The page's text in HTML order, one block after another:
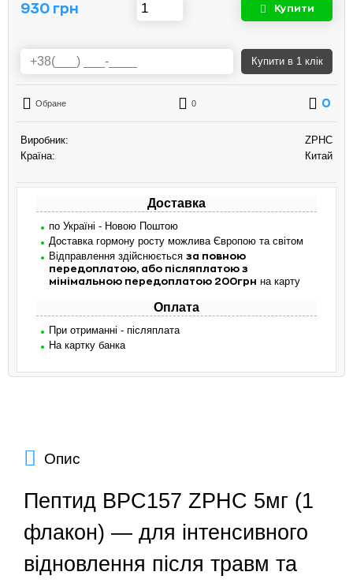
930 грн Купити
Купити в 1 клік
Обране 0 0
Виробник:
ZPHC
Країна:
Китай
Доставка
по Україні - Новою Поштою
Доставка гормону росту можлива Європою та світом
Відправлення здійснюється за повною
передоплатою, або післяплатою з
мінімальною передоплатою 200грн на карту
Оплата
При отриманні - післяплата
На картку банка
Опис
Пептид BPC157 ZPHC 5мг (1
флакон) — для інтенсивного
відновлення після травм та